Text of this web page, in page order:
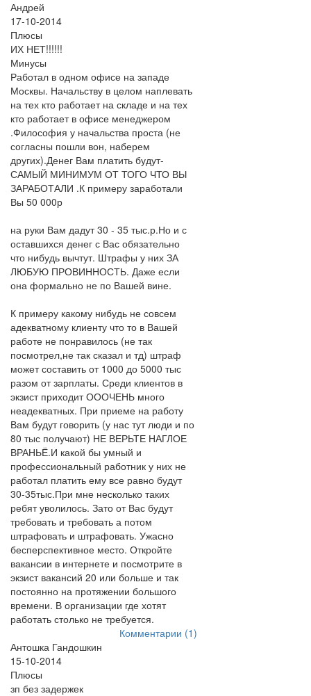
Андрей
17-10-2014
Плюсы
ИХ НЕТ!!!!!!
Минусы
Работал в одном офисе на западе
Москвы. Начальству в целом наплевать
на тех кто работает на складе и на тех
кто работает в офисе менеджером
.Философия у начальства проста (не
согласны пошли вон, наберем
других).Денег Вам платить будут-
САМЫЙ МИНИМУМ ОТ ТОГО ЧТО ВЫ
ЗАРАБОТАЛИ .К примеру заработали
Вы 50 000р
на руки Вам дадут 30 - 35 тыс.р.Но и с
оставшихся денег с Вас обязательно
что нибудь вычтут. Штрафы у них ЗА
ЛЮБУЮ ПРОВИННОСТЬ. Даже если
она формально не по Вашей вине.
К примеру какому нибудь не совсем
адекватному клиенту что то в Вашей
работе не понравилось (не так
посмотрел,не так сказал и тд) штраф
может составить от 1000 до 5000 тыс
разом от зарплаты. Среди клиентов в
экзист приходит ОООЧЕНЬ много
неадекватных. При приеме на работу
Вам будут говорить (у нас тут люди и по
80 тыс получают) НЕ ВЕРЬТЕ НАГЛОЕ
ВРАНЬЁ.И какой бы умный и
профессиональный работник у них не
работал платить ему все равно будут
30-35тыс.При мне несколько таких
ребят уволилось. Зато от Вас будут
требовать и требовать а потом
штрафовать и штрафовать. Ужасно
бесперспективное место. Откройте
вакансии в интернете и посмотрите в
экзист вакансий 20 или больше и так
постоянно на протяжении большого
времени. В организации где хотят
работать столько не требуется.
Комментарии (1)
Антошка Гандошкин
15-10-2014
Плюсы
зп без задержек